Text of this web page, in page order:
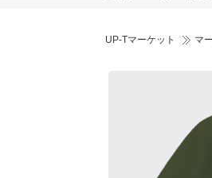
UP-Tマーケット マ